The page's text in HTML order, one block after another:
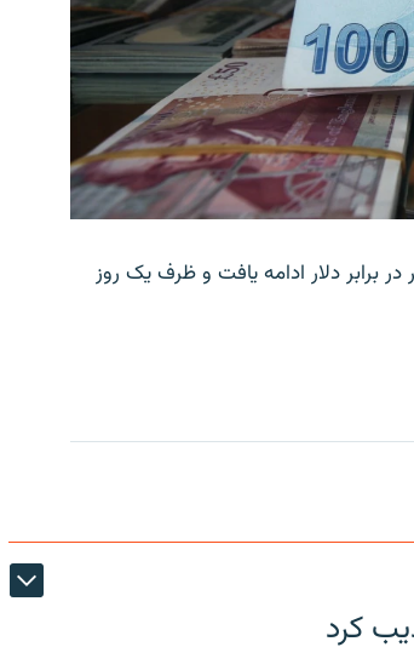
برابر دلار ادامه یافت و ظرف یک روز